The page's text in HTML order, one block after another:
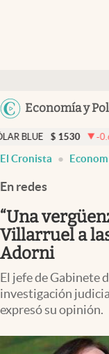
Economía y
Members
Economía y Política
Finanzas y Mercados
Mercados Online
Negocios
Columnistas
Apertura
Clase
-0.65 %
El Cronista
En redes
“Una
Villarruel a
Adorni
El jefe de Gabinete
investigación
expresó su opinión.